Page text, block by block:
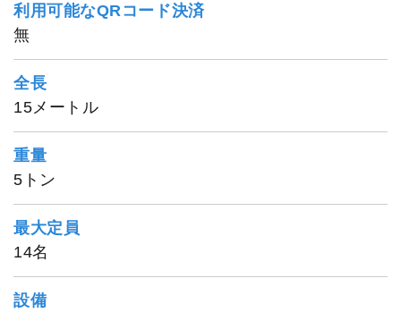
利用可能なQRコード決済
無
全長
15メートル
重量
5トン
最大定員
14名
設備
海斗丸